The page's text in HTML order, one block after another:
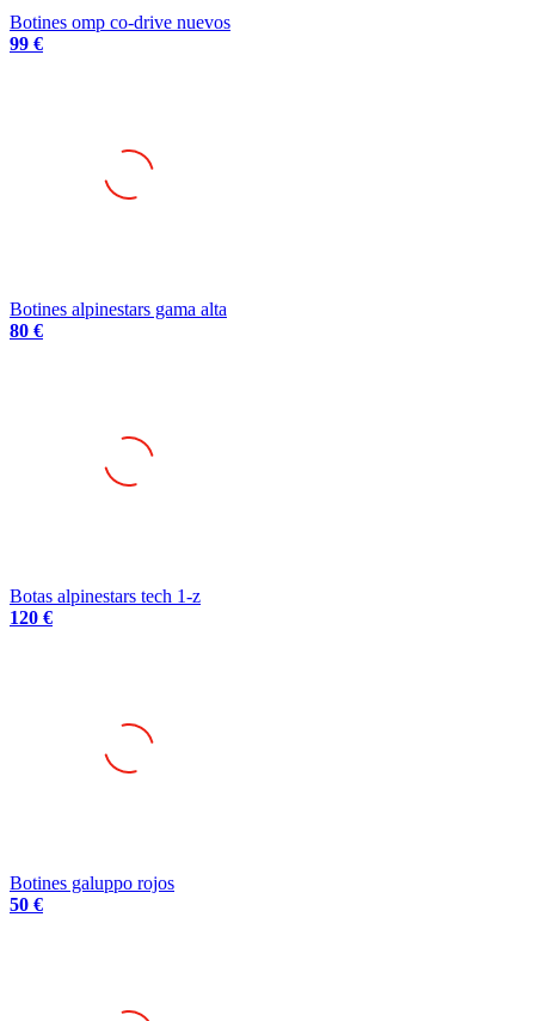
Botines omp co-drive nuevos
99 €
Botines alpinestars gama alta
80 €
Botas alpinestars tech 1-z
120 €
Botines galuppo rojos
50 €